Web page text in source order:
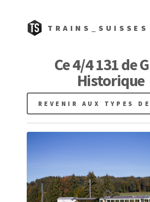
TRAINS_SUISSES
Ce 4/4 131 de
Historique
REVENIR AUX TYPES